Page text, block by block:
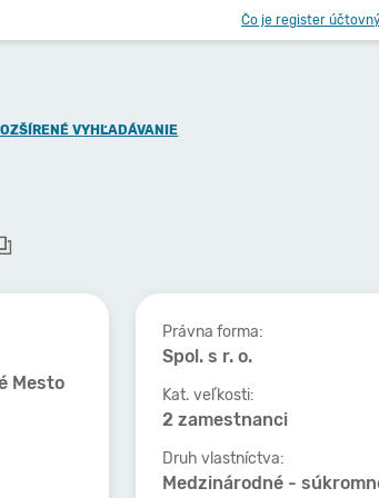
Čo je register
VYHĽADÁVANIE
Mesto
Právna forma:
Spol. s r. o.
Kat. veľkosti:
2 zamestnanci
Druh vlastníctva:
Medzinárodné -